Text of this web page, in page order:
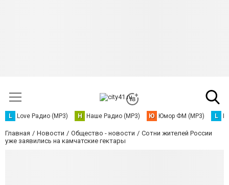
L Love Радио (MP3) Н Наше Радио (MP3) Ю Юмор ФМ (MP3) L
Главная Новости Общество - новости
Сотни жителей России
уже заявились на камчатские гектары